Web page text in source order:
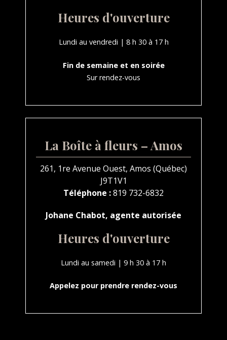
Heures d'ouverture
Lundi au vendredi | 8 h 30 à 17 h
Fin de semaine et en soirée
Sur rendez-vous
La Boîte à fleurs – Amos
261, 1re Avenue Ouest, Amos (Québec)
J9T1V1
Téléphone :819 732-6832
Johane Chabot, agente autorisée
Heures d'ouverture
Lundi au samedi | 9 h 30 à 17 h
Appelez pour prendre rendez-vous